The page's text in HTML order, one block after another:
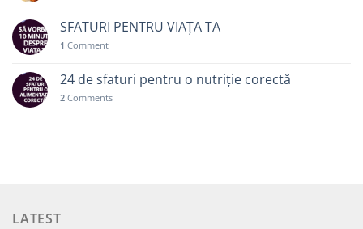
SFATURI PENTRU VIAȚA TA
1 Comment
24 de sfaturi pentru o nutriție corectă
2 Comments
LATEST